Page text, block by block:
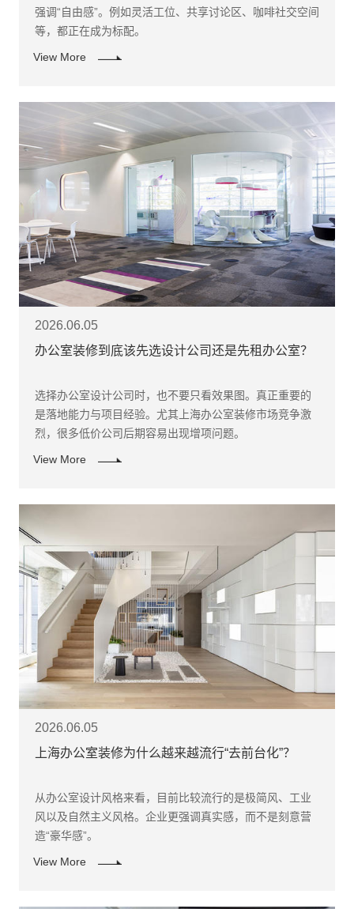
强调“自由感”。例如灵活工位、共享讨论区、咖啡社交空间
等，都正在成为标配。
View More
2026.06.05
办公室装修到底该先选设计公司还是先租办公室？
选择办公室设计公司时，也不要只看效果图。真正重要的
是落地能力与项目经验。尤其上海办公室装修市场竞争激
烈，很多低价公司后期容易出现增项问题。
View More
2026.06.05
上海办公室装修为什么越来越流行“去前台化”？
从办公室设计风格来看，目前比较流行的是极简风、工业
风以及自然主义风格。企业更强调真实感，而不是刻意营
造“豪华感”。
View More